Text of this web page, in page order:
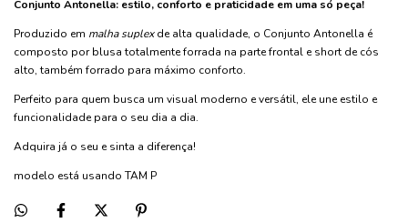
Conjunto Antonella: estilo, conforto e praticidade em uma só peça!
Produzido em malha suplexde alta qualidade, o Conjunto Antonella é
composto por blusa totalmente forrada na parte frontal e short de cós
alto, também forrado para máximo conforto.
Perfeito para quem busca um visual moderno e versátil, ele une estilo e
funcionalidade para o seu dia a dia.
Adquira já o seu e sinta a diferença!
modelo está usando TAM P